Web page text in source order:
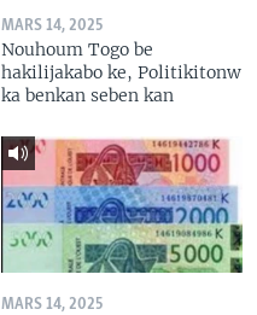
MARS 14, 2025
Nouhoum Togo be
hakilijakabo ke, Politikitonw
ka benkan seben kan
MARS 14, 2025